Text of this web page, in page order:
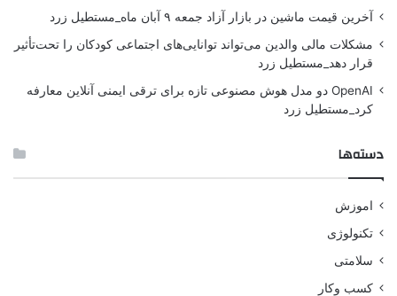
آخرین قیمت ماشین در بازار آزاد جمعه ۹ آبان ماه_مستطیل زرد
مشکلات مالی والدین می‌تواند توانایی‌های اجتماعی کودکان را تحت‌تأثیر
قرار دهد_مستطیل زرد
OpenAI دو مدل هوش مصنوعی تازه برای ترقی ایمنی آنلاین معارفه
کرد_مستطیل زرد
دسته‌ها
اموزش
تکنولوژی
سلامتی
کسب وکار